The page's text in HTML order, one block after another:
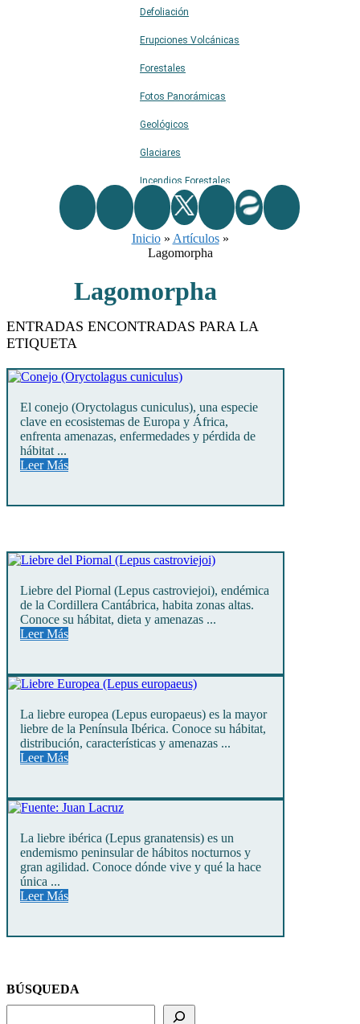
Defoliación
Erupciones Volcánicas
Forestales
Fotos Panorámicas
Geológicos
Glaciares
Incendios Forestales
Naturaleza
Ríos
Terremotos
Topográficos
Inicio» Artículos»
Lagomorpha
Lagomorpha
ENTRADAS ENCONTRADAS PARA LA
ETIQUETA
El conejo (Oryctolagus cuniculus), una especie
clave en ecosistemas de Europa y África,
enfrenta amenazas, enfermedades y pérdida de
hábitat ...
Leer Más
Liebre del Piornal (Lepus castroviejoi), endémica
de la Cordillera Cantábrica, habita zonas altas.
Conoce su hábitat, dieta y amenazas ...
Leer Más
La liebre europea (Lepus europaeus) es la mayor
liebre de la Península Ibérica. Conoce su hábitat,
distribución, características y amenazas ...
Leer Más
La liebre ibérica (Lepus granatensis) es un
endemismo peninsular de hábitos nocturnos y
gran agilidad. Conoce dónde vive y qué la hace
única ...
Leer Más
BÚSQUEDA